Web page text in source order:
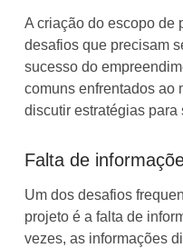
A criação do escopo de
desafios que precisam
sucesso do
comuns enfrentados ao
discutir estratégias para
Falta de
Um dos desafios
projeto é a falta de
vezes, as informações